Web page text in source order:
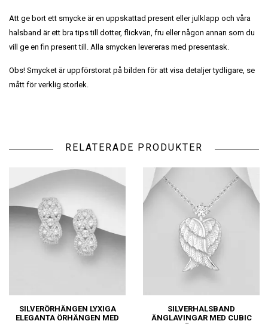
Att ge bort ett smycke är en uppskattad present eller julklapp och våra
halsband är ett bra tips till dotter, flickvän, fru eller någon annan som du
vill ge en fin present till. Alla smycken levereras med presentask.
Obs! Smycket är uppförstorat på bilden för att visa detaljer tydligare, se
mått för verklig storlek.
RELATERADE PRODUKTER
SILVERÖRHÄNGEN LYXIGA
ELEGANTA ÖRHÄNGEN MED
SILVERHALSBAND
ÄNGLAVINGAR MED CUBIC